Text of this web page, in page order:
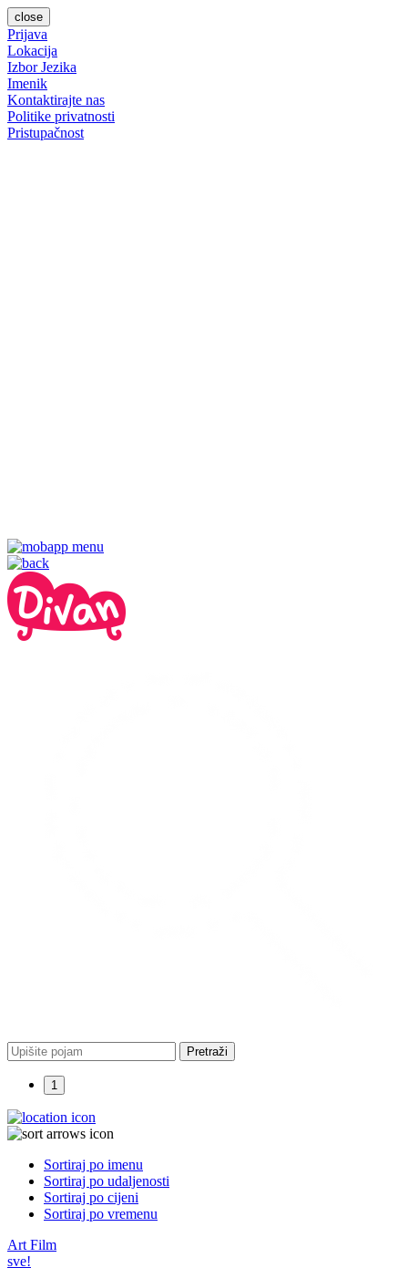
close
Prijava
Lokacija
Izbor Jezika
Imenik
Kontaktirajte nas
Politike privatnosti
Pristupačnost
Pretraži
1
Sortiraj po imenu
Sortiraj po udaljenosti
Sortiraj po cijeni
Sortiraj po vremenu
Art Film
sve!